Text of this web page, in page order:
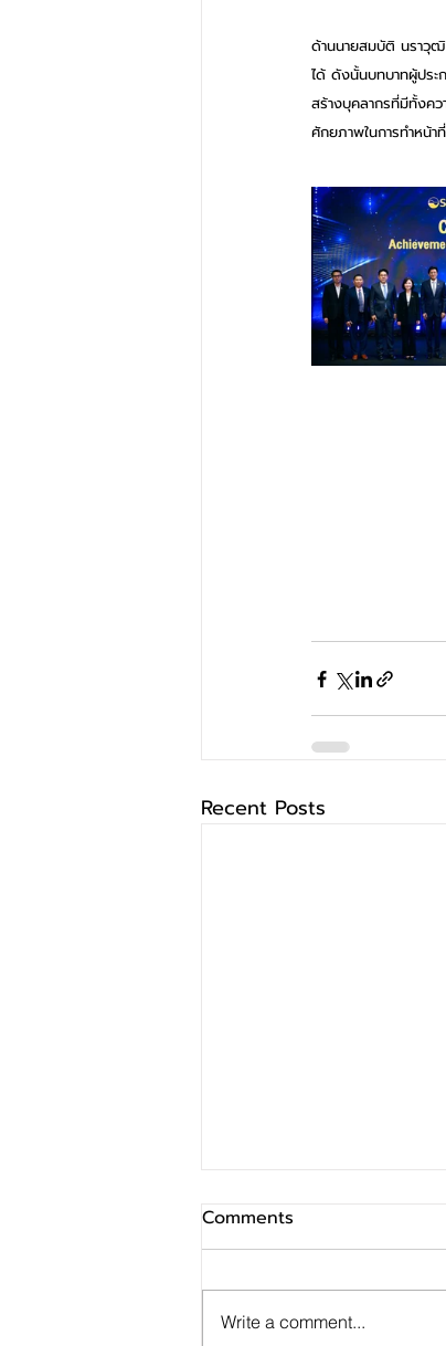
ด้านนายสมบัติ นราวุฒิ
ได้ ดังนั้นบทบาทผู้ปร
สร้างบุคลากรที่มีทั้งคว
ศักยภาพในการทำหน้า
Recent Posts
Comments
Write a comment...